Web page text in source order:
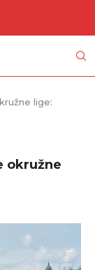
lige:
okružne